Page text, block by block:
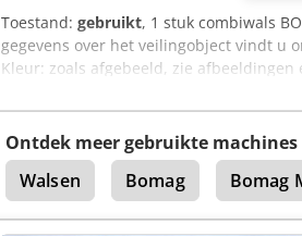
Toestand: gebruikt, 1 stuk combiwals
gegevens over het veilingobject vindt u
Kleur: zoals afgebeeld, zie
Ontdek meer gebruikte machines
Walsen
Bomag Bomag